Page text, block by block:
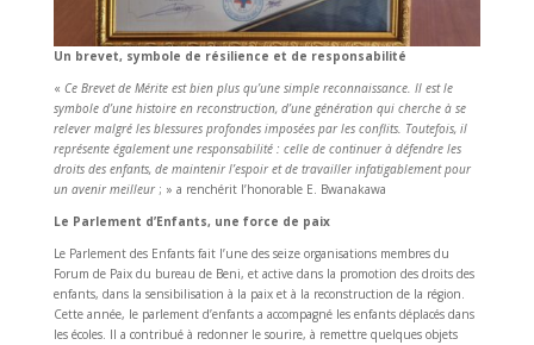
Un brevet, symbole de résilience et de responsabilité
« Ce Brevet de Mérite est bien plus qu’une simple reconnaissance. Il est le
symbole d’une histoire en reconstruction, d’une génération qui cherche à se
relever malgré les blessures profondes imposées par les conflits. Toutefois, il
représente également une responsabilité : celle de continuer à défendre les
droits des enfants, de maintenir l’espoir et de travailler infatigablement pour
un avenir meilleur; » a renchérit l’honorable E. Bwanakawa
Le Parlement d’Enfants, une force de paix
Le Parlement des Enfants fait l’une des seize organisations membres du
Forum de Paix du bureau de Beni, et active dans la promotion des droits des
enfants, dans la sensibilisation à la paix et à la reconstruction de la région.
Cette année, le parlement d’enfants a accompagné les enfants déplacés dans
les écoles. Il a contribué à redonner le sourire, à remettre quelques objets